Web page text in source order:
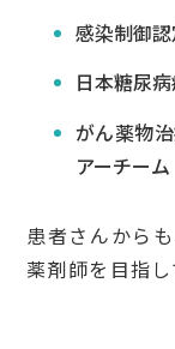
感染制御
日本糖尿
がん薬物
アーチーム
患者さんから
薬剤師を目指し